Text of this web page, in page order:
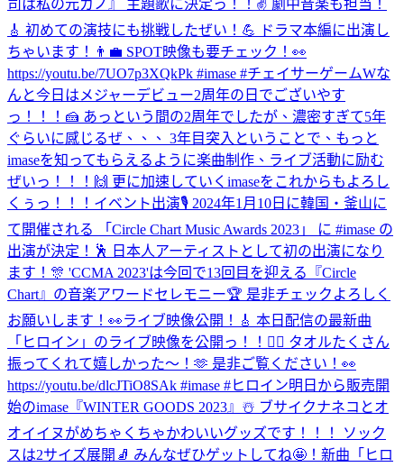
司は私の元カノ』 主題歌に決定っ！！✌️ 劇中音楽も担当！
🎸 初めての演技にも挑戦したぜい！💪 ドラマ本編に出演し
ちゃいます！👨‍💼 SPOT映像も要チェック！👀
https://youtu.be/7UO7p3XQkPk #imase #チェイサーゲームWな
んと今日はメジャーデビュー2周年の日でございやす
っ！！！🍰 あっという間の2周年でしたが、濃密すぎて5年
ぐらいに感じるぜ、、、 3年目突入ということで、もっと
imaseを知ってもらえるように楽曲制作、ライブ活動に励む
ぜいっ！！！🙌 更に加速していくimaseをこれからもよろし
くぅっ！！！ イベント出演🎙 2024年1月10日に韓国・釜山に
て開催される 「Circle Chart Music Awards 2023」 に #imase の
出演が決定！🕺 日本人アーティストとして初の出演になり
ます！🎊 'CCMA 2023'は今回で13回目を迎える『Circle
Chart』の音楽アワードセレモニー🏆 是非チェックよろしく
お願いします！👀ライブ映像公開！🎸 本日配信の最新曲
「ヒロイン」のライブ映像を公開っ！！🦸‍♀️ タオルたくさん
振ってくれて嬉しかった〜！🫶 是非ご覧ください！👀
https://youtu.be/dlcJTiO8SAk #imase #ヒロイン明日から販売開
始のimase『WINTER GOODS 2023』☃️ ブサイクナネコとオ
オイイヌがめちゃくちゃかわいいグッズです！！！ ソック
スは2サイズ展開🧦 みんなぜひゲットしてね🤩！ 新曲「ヒロ